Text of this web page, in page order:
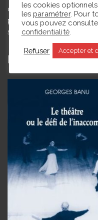
comité du Syndicat de la
pour but de partager des
spectatrice.
En ce moment
les cookies
les paramétrer. Pour
vous pouvez
confidentialité.
Refuser Accepter et